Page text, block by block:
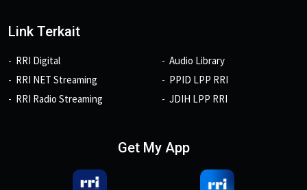
Link Terkait
RRI Digital
RRI NET Streaming
RRI Radio Streaming
Audio Library
PPID LPP RRI
JDIH LPP RRI
Get My App